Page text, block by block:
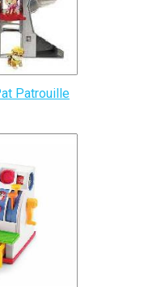
Patrouille